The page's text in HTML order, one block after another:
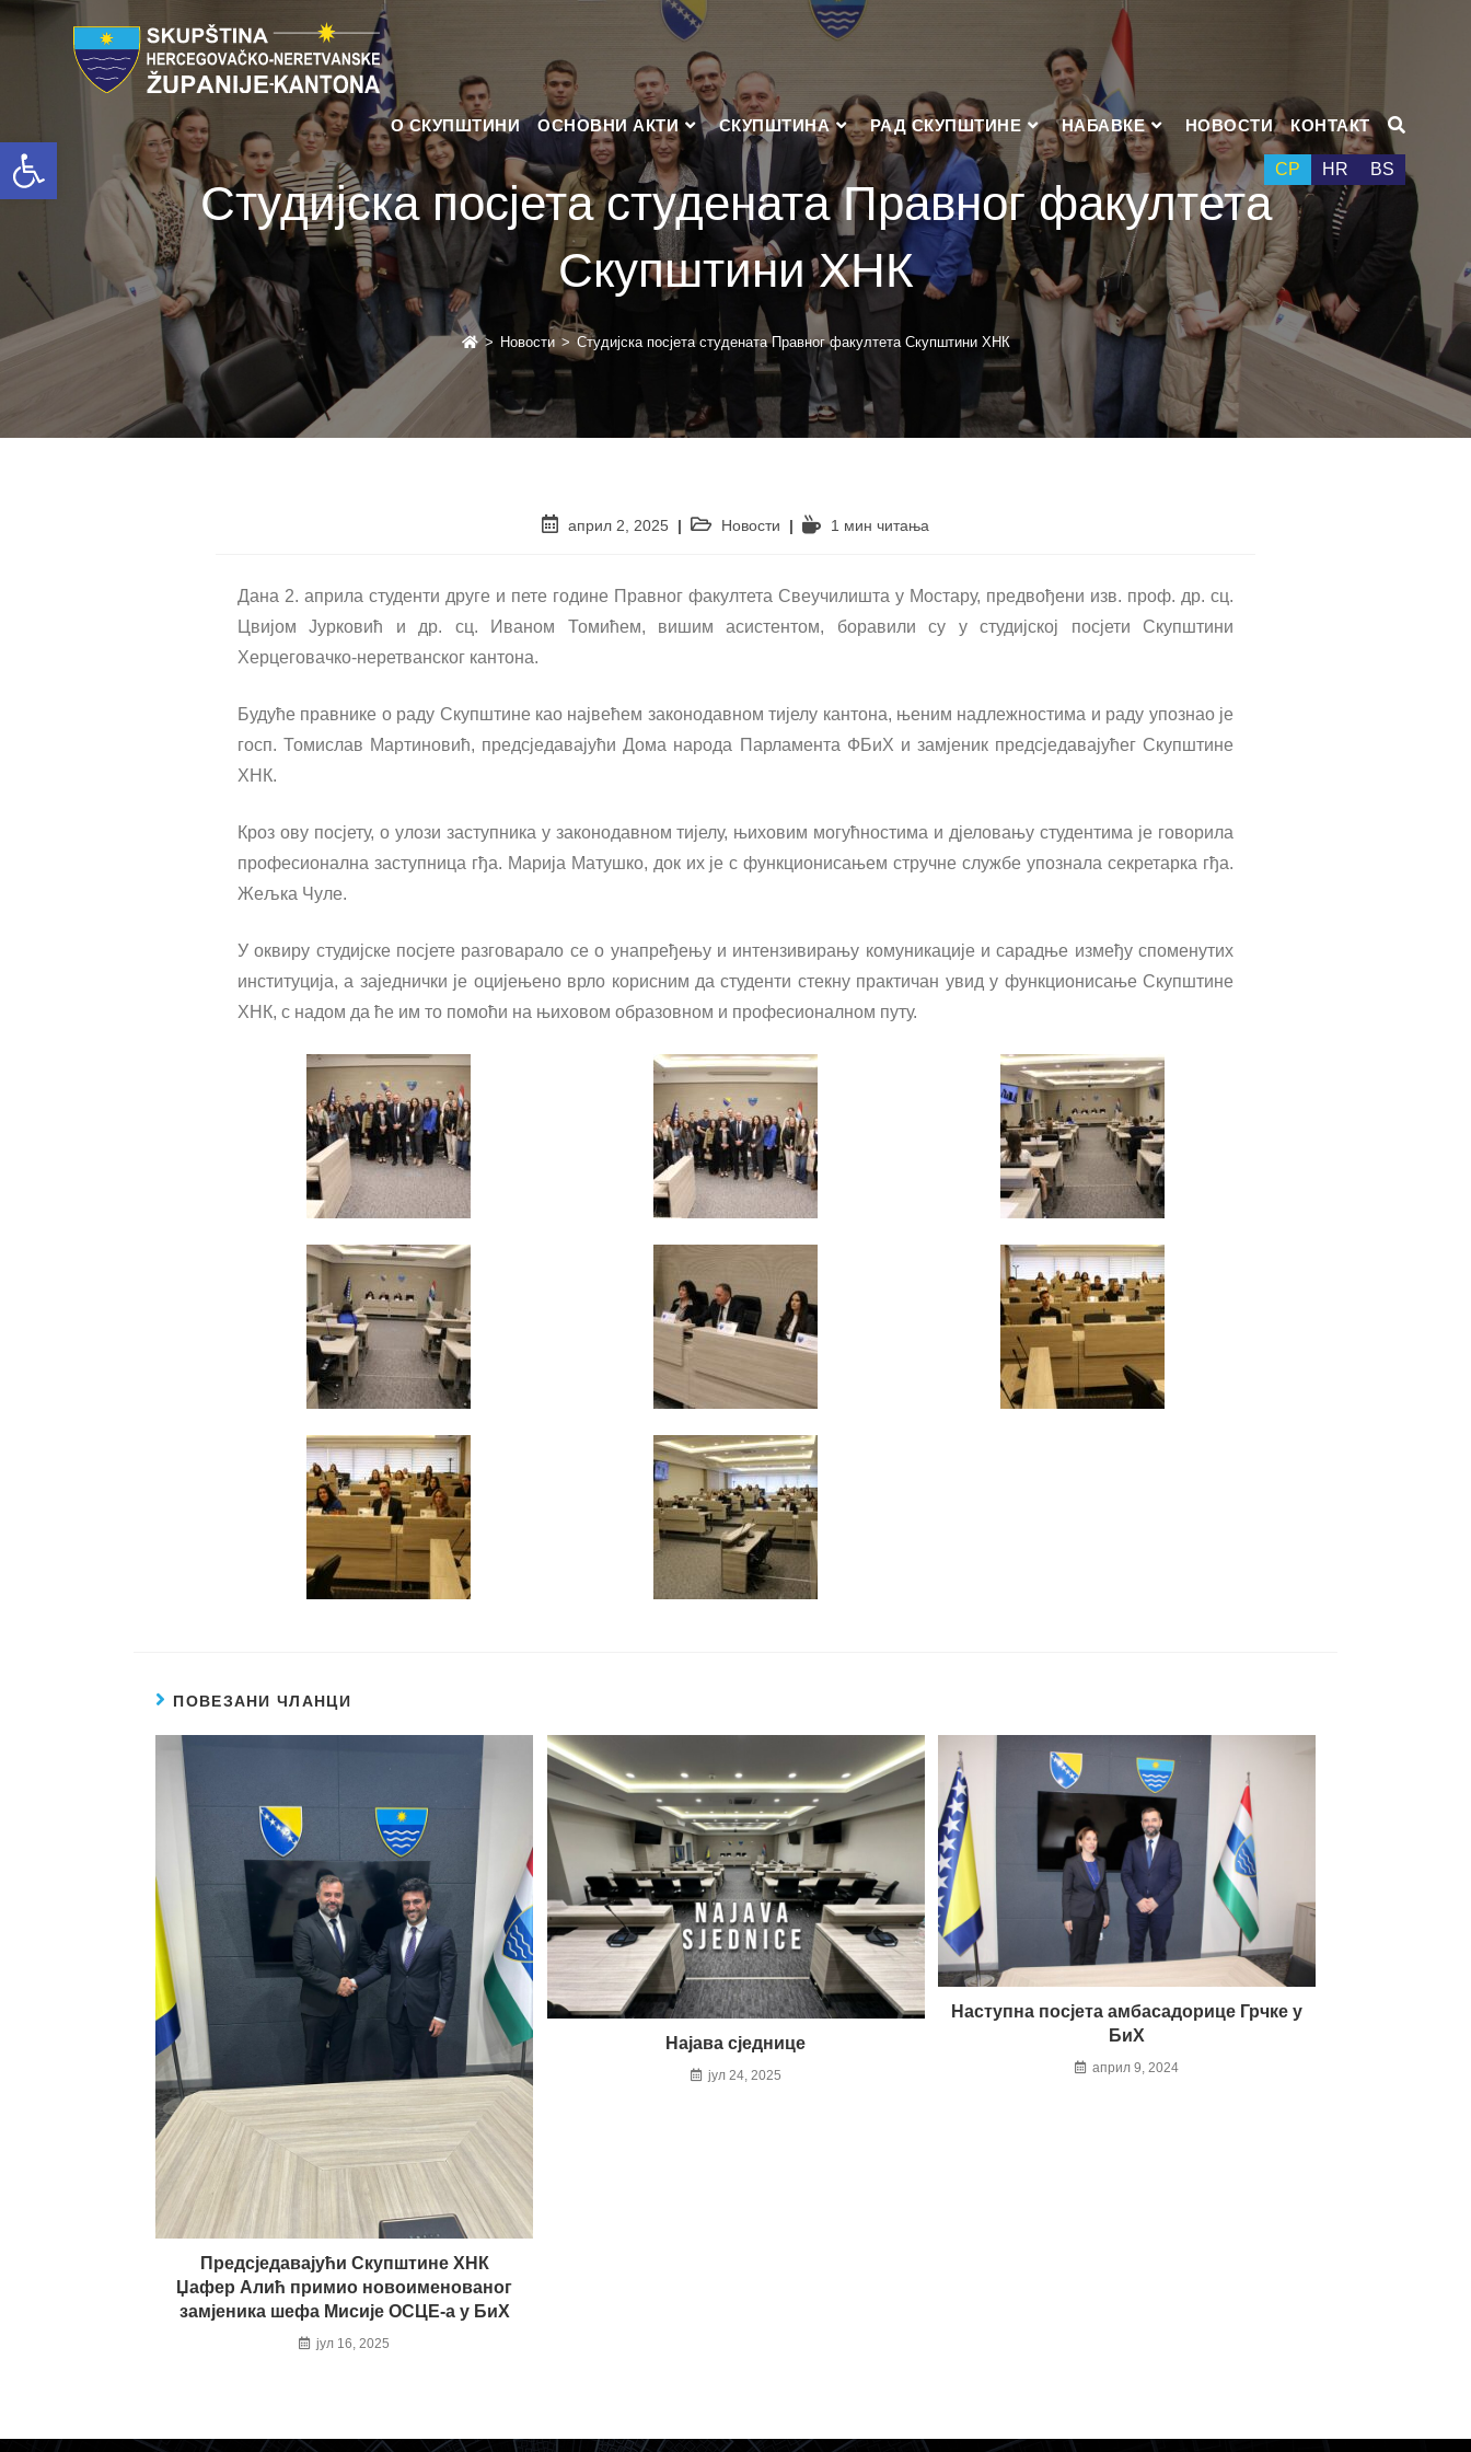
Open toolbar СР HR BS
О СКУПШТИНИ ОСНОВНИ АКТИ СКУПШТИНА РАД СКУПШТИНЕ НАБАВКЕ НОВОСТИ КОНТАКТ
Студијска посјета студената Правног факултета
Скупштини ХНК
> Новости > Студијска посјета студената Правног факултета Скупштини ХНК
април 2, 2025 Новости 1 мин читањa
Дана 2. априла студенти друге и пете године Правног факултета Свеучилишта у Мостару, предвођени изв. проф. др. сц.
Цвијом Јурковић и др. сц. Иваном Томићем, вишим асистентом, боравили су у студијској посјети Скупштини
Херцеговачко-неретванског кантона.
Будуће правнике о раду Скупштине као највећем законодавном тијелу кантона, њеним надлежностима и раду упознао је
госп. Томислав Мартиновић, предсједавајући Дома народа Парламента ФБиХ и замјеник предсједавајућег Скупштине
ХНК.
Кроз ову посјету, о улози заступника у законодавном тијелу, њиховим могућностима и дјеловању студентима је говорила
професионална заступница гђа. Марија Матушко, док их је с функционисањем стручне службе упознала секретарка гђа.
Жељка Чуле.
У оквиру студијске посјете разговарало се о унапређењу и интензивирању комуникације и сарадње између споменутих
институција, а заједнички је оцијењено врло корисним да студенти стекну практичан увид у функционисање Скупштине
ХНК, с надом да ће им то помоћи на њиховом образовном и професионалном путу.
ПОВЕЗАНИ ЧЛАНЦИ
Предсједавајући Скупштине ХНК
Џафер Алић примио новоименованог
замјеника шефа Мисије ОСЦЕ-а у БиХ
јул 16, 2025
Најава сједнице
јул 24, 2025
Наступна посјета амбасадорице Грчке у
БиХ
април 9, 2024